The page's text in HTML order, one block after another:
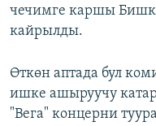
чечимге каршы
кайрылды.
Өткөн аптада бул
ишке ашыруучу
"Вега" концерни